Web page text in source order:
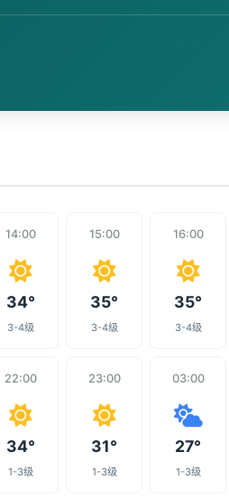
14:00
34°
3-4级
15:00
35°
3-4级
16:00
35°
3-4级
22:00
34°
1-3级
23:00
31°
1-3级
03:00
27°
1-3级